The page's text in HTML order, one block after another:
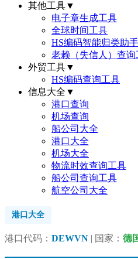
其他工具▼
电子章生成工具
全球时间工具
HS编码智能归类助手
老赖（失信人）查询
外贸工具▼
HS编码查询工具
信息大全 ▼
港口查询
机场查询
船公司大全
港口大全
机场大全
物流时效查询工具
船公司查询工具
航空公司大全
港口大全
港口代码： DEWVN | 国家： 德